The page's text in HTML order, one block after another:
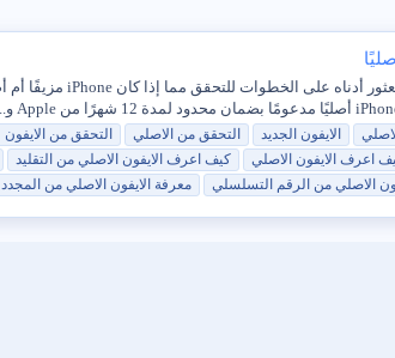
الايفون الجديد التحقق من الاصلي التحقق من الايفون
اعرف الايفون الاصلي كيف اعرف الايفون الاصلي من التقليد
الاصلي من الرقم التسلسلي معرفة الايفون الاصلي من المجدد